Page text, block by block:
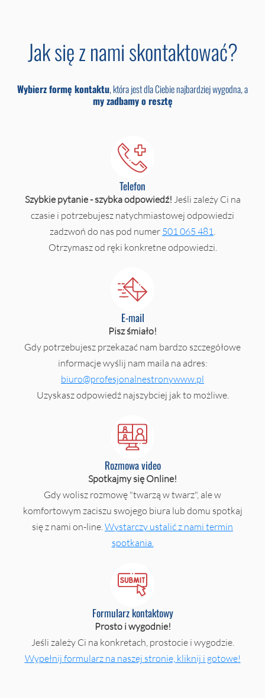
Jak się z nami skontaktować?
Wybierz formę kontaktu, która jest dla Ciebie najbardziej wygodna, a
my zadbamy o resztę
Telefon
Szybkie pytanie - szybka odpowiedź! Jeśli zależy Ci na
czasie i potrzebujesz natychmiastowej odpowiedzi
zadzwoń do nas pod numer 501 065 481.
Otrzymasz od ręki konkretne odpowiedzi.
E-mail
Pisz śmiało!
Gdy potrzebujesz przekazać nam bardzo szczegółowe
informacje wyślij nam maila na adres:
biuro@profesjonalnestronywww.pl
Uzyskasz odpowiedź najszybciej jak to możliwe.
Rozmowa video
Spotkajmy się Online!
Gdy wolisz rozmowę "twarzą w twarz", ale w
komfortowym zaciszu swojego biura lub domu spotkaj
się z nami on-line.Wystarczy ustalić z nami termin
spotkania.
Formularz kontaktowy
Prosto i wygodnie!
Jeśli zależy Ci na konkretach, prostocie i wygodzie.
Wypełnij formularz na naszej stronie, kliknij i gotowe!